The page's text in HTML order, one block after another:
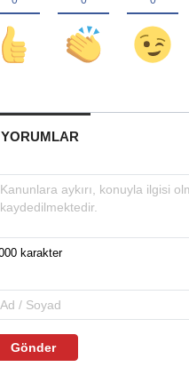
YORUMLAR
Gönder